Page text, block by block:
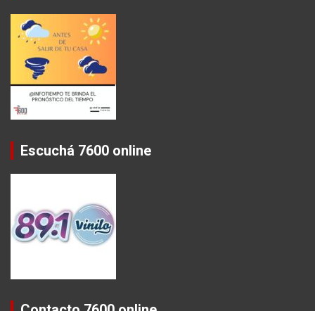
Escuchá 7600 online